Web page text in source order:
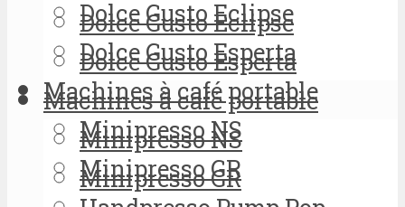
Dolce Gusto Eclipse
Dolce Gusto Esperta
Machines à café portable
Minipresso NS
Minipresso GR
Dolce Gusto Eclipse
Dolce Gusto Esperta
Machines à café portable
Minipresso NS
Minipresso GR